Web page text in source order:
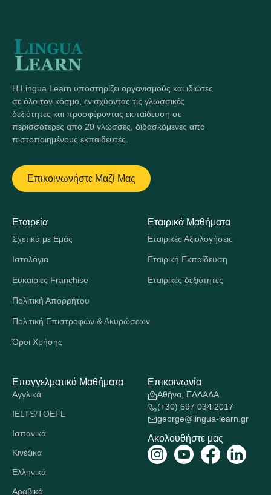
Η Lingua Learn υποστηρίζει οργανισμούς και ιδιώτες
σε όλο τον κόσμο, ενισχύοντας τις γλωσσικές
δεξιότητες και προσφέροντας εκπαίδευση σε
περισσότερες από 20 γλώσσες, διδασκόμενες από
πιστοποιημένους εκπαιδευτές.
Επικοινωνήστε Μαζί Μας
Εταιρεία
Σχετικά με Εμάς
Ιστολόγια
Ευκαιρίες Franchise
Πολιτική Απορρήτου
Πολιτική Επιστροφών & Ακυρώσεων
Όροι Χρήσης
Εταιρικά Μαθήματα
Εταιρικές Αξιολογήσεις
Εταιρική Εκπαίδευση
Εταιρικές δεξιότητες
Επαγγελματικά Μαθήματα
Αγγλικά
IELTS/TOEFL
Ισπανικά
Κινέζικα
Ελληνικά
Αραβικά
Επικοινωνία
Αθήνα, ΕΛΛΑΔΑ
(+30) 697 034 2017
george@lingua-learn.gr
Ακολουθήστε μας